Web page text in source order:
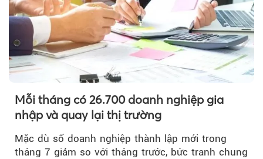
Mỗi tháng có 26.700 doanh nghiệp gia
nhập và quay lại thị trường
Mặc dù số doanh nghiệp thành lập mới trong
tháng 7 giảm so với tháng trước, bức tranh chung